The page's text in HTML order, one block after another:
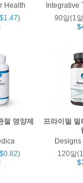
Health
$1.47)
Integrative
90알(1알
절 영양제
$0.82)
프라이멀 멀
120알